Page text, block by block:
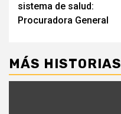
sistema de salud:
Procuradora General
MÁS HISTORIAS